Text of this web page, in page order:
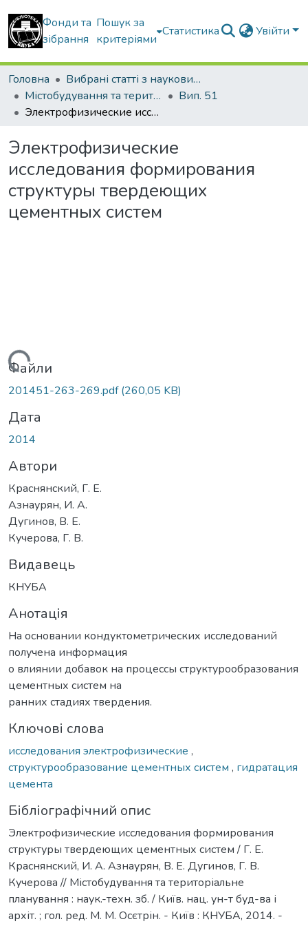
Фонди та
зібрання
Пошук за
критеріями
Статистика Увійти
Головна
Вибрані статті з наукових збірників КНУБА
Містобудування та територіальне планування
Вип. 51
Электрофизические исследования формирования структуры твердеющих цементных систем
Электрофизические
исследования формирования
структуры твердеющих
цементных систем
Вантажиться...
Файли
201451-263-269.pdf(260,05 KB)
Дата
2014
Автори
Краснянский, Г. Е.
Азнаурян, И. А.
Дугинов, В. Е.
Кучерова, Г. В.
Видавець
КНУБА
Анотація
На основании кондуктометрических исследований
получена информация
о влиянии добавок на процессы структурообразования
цементных систем на
ранних стадиях твердения.
Ключові слова
исследования электрофизические ,
структурообразование цементных систем , гидратация
цемента
Бібліографічний опис
Электрофизические исследования формирования
структуры твердеющих цементных систем / Г. Е.
Краснянский, И. А. Азнаурян, В. Е. Дугинов, Г. В.
Кучерова // Містобудування та територіальне
планування : наук.-техн. зб. / Київ. нац. ун-т буд-ва і
архіт. ; гол. ред. М. М. Осєтрін. - Київ : КНУБА, 2014. -